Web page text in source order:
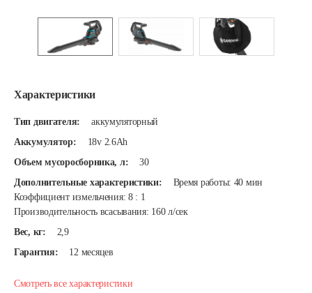
Характеристики
Тип двигателя:
аккумуляторный
Аккумулятор:
18v 2.6Ah
Объем мусоросборника, л:
30
Дополнительные характеристики:
Время работы: 40 мин
Коэффициент измельчения: 8 : 1
Производительность всасывания: 160 л/сек
Вес, кг:
2,9
Гарантия:
12 месяцев
Смотреть все характеристики